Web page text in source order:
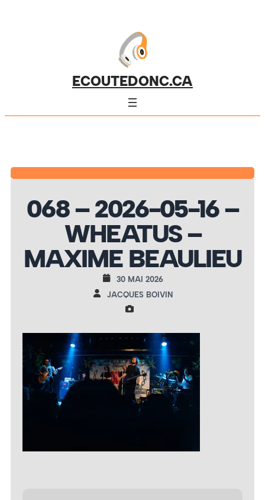
ECOUTEDONC.CA
068 – 2026-05-16 –
WHEATUS –
MAXIME BEAULIEU
30 MAI 2026
JACQUES BOIVIN